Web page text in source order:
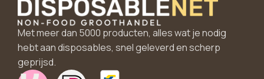
Met meer dan 5000 producten, alles wat je nodig
hebt aan disposables, snel geleverd en scherp
geprijsd.